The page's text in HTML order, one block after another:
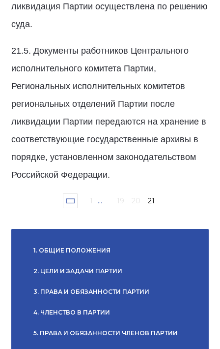
ликвидация Партии осуществлена по решению
суда.
21.5. Документы работников Центрального
исполнительного комитета Партии,
Региональных исполнительных комитетов
региональных отделений Партии после
ликвидации Партии передаются на хранение в
соответствующие государственные архивы в
порядке, установленном законодательством
Российской Федерации.
1 ... 19 20 21
1. ОБЩИЕ ПОЛОЖЕНИЯ
2. ЦЕЛИ И ЗАДАЧИ ПАРТИИ
3. ПРАВА И ОБЯЗАННОСТИ ПАРТИИ
4. ЧЛЕНСТВО В ПАРТИИ
5. ПРАВА И ОБЯЗАННОСТИ ЧЛЕНОВ ПАРТИИ